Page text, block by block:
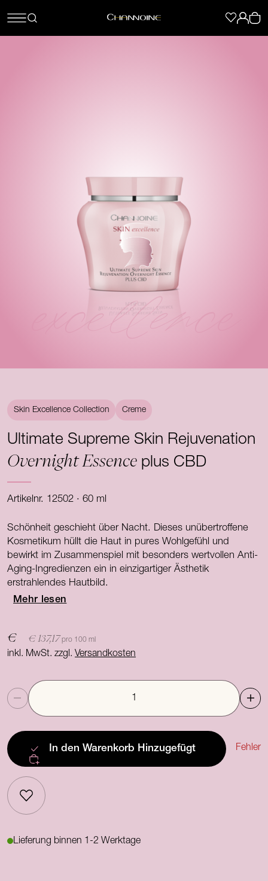
excellence
Skin Excellence Collection Creme
Ultimate Supreme Skin Rejuvenation
Overnight Essence plus CBD
Artikelnr. 12502 · 60 ml
Schönheit geschieht über Nacht. Dieses unübertroffene
Kosmetikum hüllt die Haut in pures Wohlgefühl und
bewirkt im Zusammenspiel mit besonders wertvollen Anti-
Aging-Ingredienzen ein in einzigartiger Ästhetik
erstrahlendes Hautbild.
Mehr lesen
€ € 137,17 pro 100 ml
inkl. MwSt. zzgl.Versandkosten
Anzahl
In den Warenkorb Hinzugefügt Fehler
Lieferung binnen 1-2 Werktage